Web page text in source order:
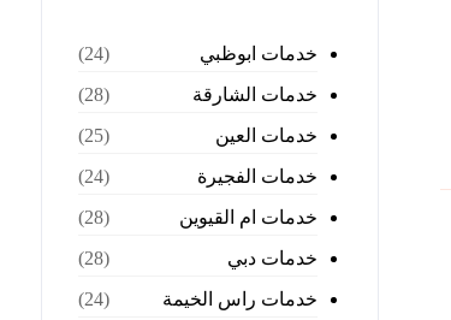
خدمات ابوظبي
(24)
خدمات الشارقة
(28)
خدمات العين
(25)
خدمات الفجيرة
(24)
خدمات ام القيوين
(28)
خدمات دبي
(28)
خدمات راس الخيمة
(24)